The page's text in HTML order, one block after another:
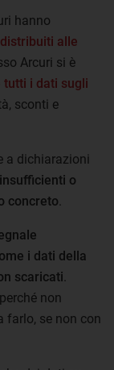
hanno
alle
Arcuri si è
tutti i dati sugli
sconti e
a dichiarazioni
o
concreto
i dati della
scaricati
non
farlo, se non con